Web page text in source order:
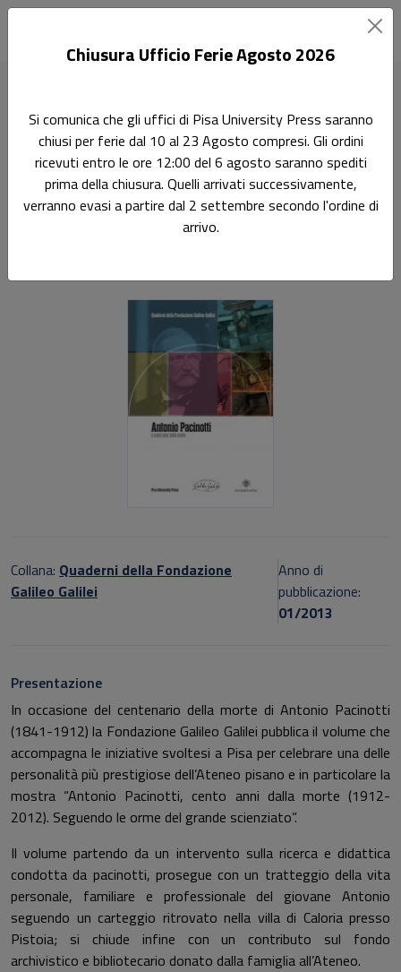
Antonio Pacinotti a cento anni dalla morte
RicercaTerza Missione
Antonio Pacinotti a cento
anni dalla morte
Sottotitolo non presente
Collana: Quaderni della Fondazione
Galileo Galilei
Anno di
pubblicazione:
01/2013
Presentazione
In occasione del centenario della morte di Antonio Pacinotti
(1841-1912) la Fondazione Galileo Galilei pubblica il volume che
accompagna le iniziative svoltesi a Pisa per celebrare una delle
personalità più prestigiose dell’Ateneo pisano e in particolare la
mostra “Antonio Pacinotti, cento anni dalla morte (1912-
2012). Seguendo le orme del grande scienziato”.
Il volume partendo da un intervento sulla ricerca e didattica
condotta da pacinotti, prosegue con un tratteggio della vita
personale, familiare e professionale del giovane Antonio
seguendo un carteggio ritrovato nella villa di Caloria presso
Pistoia; si chiude infine con un contributo sul fondo
archivistico e bibliotecario donato dalla famiglia all’Ateneo.
Chiusura Ufficio Ferie Agosto 2026
Si comunica che gli uffici di Pisa University Press saranno
chiusi per ferie dal 10 al 23 Agosto compresi. Gli ordini
ricevuti entro le ore 12:00 del 6 agosto saranno spediti
prima della chiusura. Quelli arrivati successivamente,
verranno evasi a partire dal 2 settembre secondo l'ordine di
arrivo.